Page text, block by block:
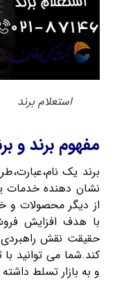
استعلام برند
مفهوم برند و
برند یک
نشان دهنده
از دیگر محصولات و
با هدف افزایش
حقیقت نقش
کند.شما می توانید
و به بازار تسلط